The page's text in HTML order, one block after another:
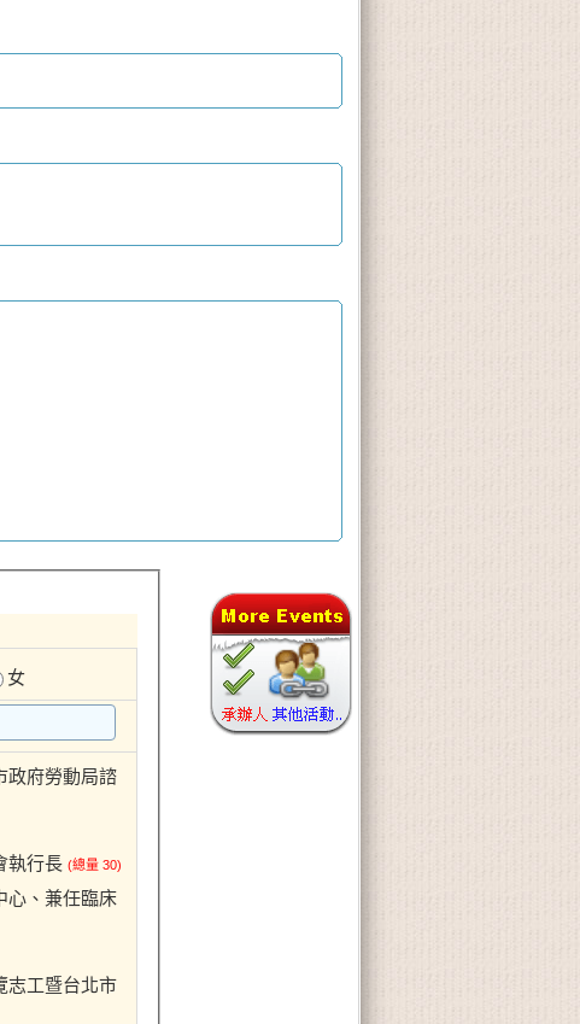
女
政府勞動局諮
執行長 (總量 30)
心、兼任臨床
志工暨台北市